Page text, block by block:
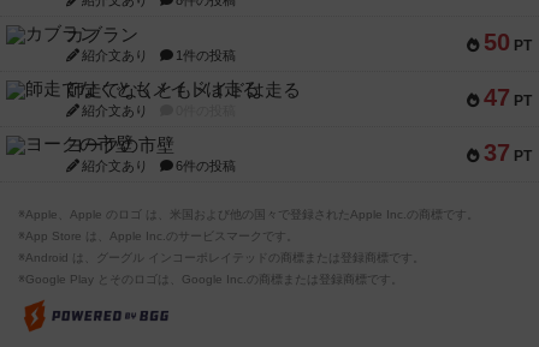
50 PT
カブラン
紹介文あり 1件の投稿
47 PT
師走でなくともメイドは走る
紹介文あり
37 PT
ヨークの市壁
紹介文あり 6件の投稿
※Apple、Apple のロゴ は、米国および他の国々で登録されたApple Inc.の商標です。
※App Store は、Apple Inc.のサービスマークです。
※Android は、グーグル インコーポレイテッドの商標または登録商標です。
※Google Play とそのロゴは、Google Inc.の商標または登録商標です。